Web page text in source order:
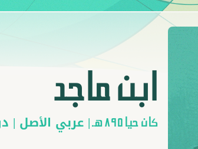
ابن ماجد
كان حيًا 895 هـ | عربي الأصل |